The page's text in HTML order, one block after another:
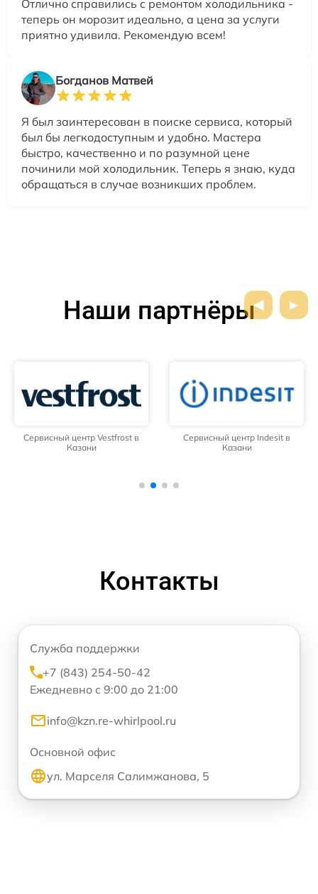
Отлично справились с ремонтом холодильника -
теперь он морозит идеально, а цена за услуги
приятно удивила. Рекомендую всем!
Богданов Матвей
Я был заинтересован в поиске сервиса, который
был бы легкодоступным и удобно. Мастера
быстро, качественно и по разумной цене
починили мой холодильник. Теперь я знаю, куда
обращаться в случае возникших проблем.
Наши партнёры
Сервисный центр Vestfrost в
Казани
Сервисный центр Indesit в
Казани
Контакты
Служба поддержки
+7 (843) 254-50-42
Ежедневно с 9:00 до 21:00
info@kzn.re-whirlpool.ru
Основной офис
ул. Марселя Салимжанова, 5